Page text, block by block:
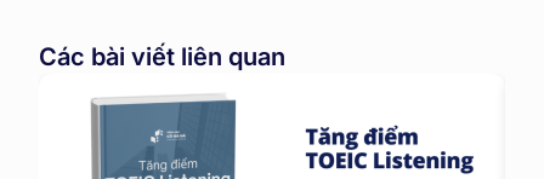
Các bài viết liên quan